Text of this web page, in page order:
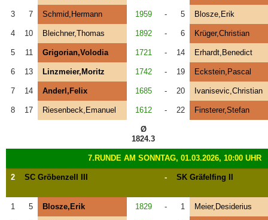
3 7 Schmid,Hermann 1959 - 5 Blosze,Erik
4 10 Bleichner,Thomas 1892 - 6 Krüger,Christian
5 11 Grigorian,Volodia 1721 - 14 Erhardt,Benedict
6 13 Linzmeier,Moritz 1742 - 19 Eckstein,Pascal
7 14 Anderl,Felix 1685 - 20 Ivanisevic,Christian
8 17 Riesenbeck,Emanuel 1612 - 22 Finsterer,Stefan
Ø
1824.3
7.RUNDE AM SONNTAG, 01.03.2026, 10:00 UHR
2 SC Gröbenzell III - SK Gräfelfing II
1 5 Blosze,Erik 1829 - 1 Meier,Desiderius